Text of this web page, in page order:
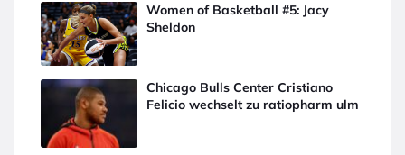
Women of Basketball #5: Jacy
Sheldon
Chicago Bulls Center Cristiano
Felicio wechselt zu ratiopharm ulm